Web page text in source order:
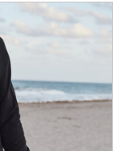
the Vapor
to wherever
point.